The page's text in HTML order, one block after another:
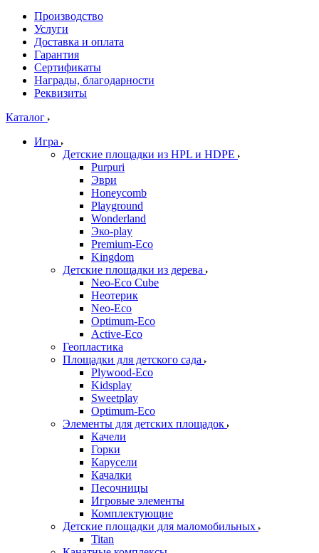
Производство
Услуги
Доставка и оплата
Гарантия
Сертификаты
Награды, благодарности
Реквизиты
Каталог
Игра
Детские площадки из HPL и HDPE
Purpuri
Эври
Honeycomb
Playground
Wonderland
Эко-play
Premium-Eco
Kingdom
Детские площадки из дерева
Neo-Eco Cube
Неотерик
Neo-Eco
Оptimum-Еco
Active-Eco
Геопластика
Площадки для детского сада
Plywood-Eco
Kidsplay
Sweetplay
Оptimum-Еco
Элементы для детских площадок
Качели
Горки
Карусели
Качалки
Песочницы
Игровые элементы
Комплектующие
Детские площадки для маломобильных
Titan